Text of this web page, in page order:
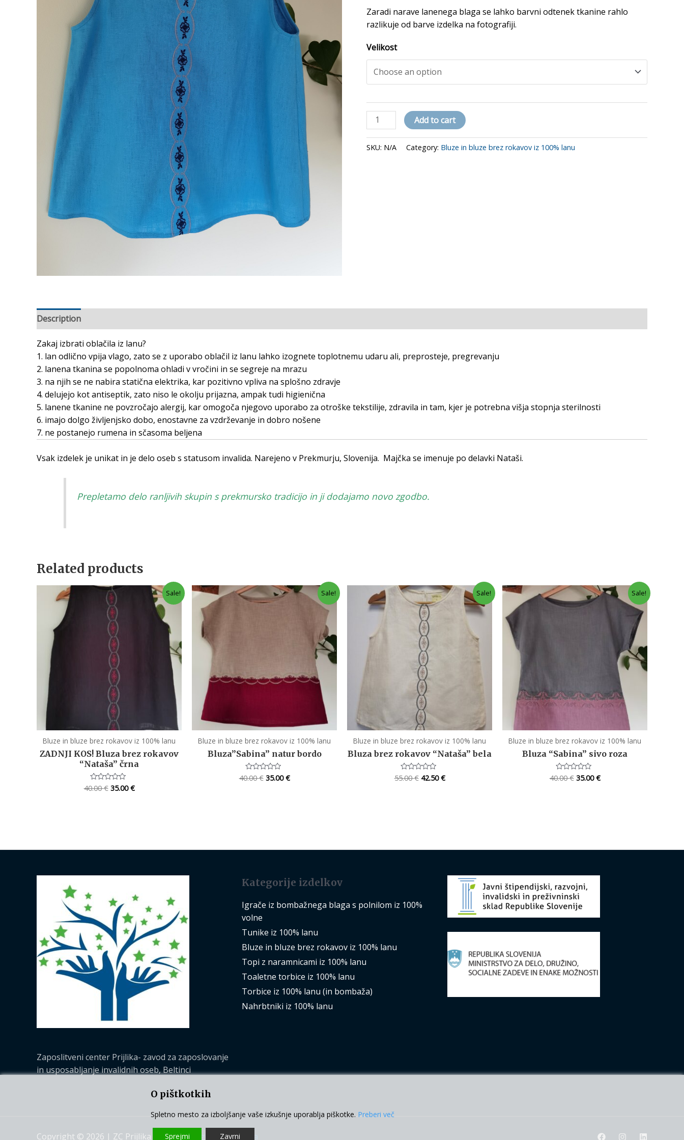
Zaradi narave lanenega blaga se lahko barvni odtenek tkanine rahlo
razlikuje od barve izdelka na fotografiji.
Velikost
ZADNJI
KOS!
Bluza
Add to cart
SKU: N/A Category: Bluze in bluze brez rokavov iz 100% lanu
Description
Zakaj izbrati oblačila iz lanu?
1. lan odlično vpija vlago, zato se z uporabo oblačil iz lanu lahko izognete toplotnemu udaru ali, preprosteje, pregrevanju
2. lanena tkanina se popolnoma ohladi v vročini in se segreje na mrazu
3. na njih se ne nabira statična elektrika, kar pozitivno vpliva na splošno zdravje
4. delujejo kot antiseptik, zato niso le okolju prijazna, ampak tudi higienična
5. lanene tkanine ne povzročajo alergij, kar omogoča njegovo uporabo za otroške tekstilije, zdravila in tam, kjer je potrebna višja stopnja sterilnosti
6. imajo dolgo življenjsko dobo, enostavne za vzdrževanje in dobro nošene
7. ne postanejo rumena in sčasoma beljena
Vsak izdelek je unikat in je delo oseb s statusom invalida. Narejeno v Prekmurju, Slovenija. Majčka se imenuje po delavki Nataši.
Prepletamo delo ranljivih skupin s prekmursko tradicijo in ji dodajamo novo zgodbo.
Related products
Sale!
Bluze in bluze brez rokavov iz 100% lanu
ZADNJI KOS! Bluza brez rokavov
“Nataša” črna
Rated
0
40.00€ 35.00€
Sale!
Bluze in bluze brez rokavov iz 100% lanu
Bluza”Sabina” natur bordo
Rated
0
40.00€ 35.00€
Sale!
Bluze in bluze brez rokavov iz 100% lanu
Bluza brez rokavov “Nataša” bela
Rated
0
55.00€ 42.50€
Sale!
Bluze in bluze brez rokavov iz 100% lanu
Bluza “Sabina” sivo roza
Rated
0
40.00€ 35.00€
Zaposlitveni center Prijlika- zavod za zaposlovanje
in usposabljanje invalidnih oseb, Beltinci
Kategorije izdelkov
Igrače iz bombažnega blaga s polnilom iz 100%
volne
Tunike iz 100% lanu
Bluze in bluze brez rokavov iz 100% lanu
Topi z naramnicami iz 100% lanu
Toaletne torbice iz 100% lanu
Torbice iz 100% lanu (in bombaža)
Nahrbtniki iz 100% lanu
Copyright © 2026 | ZC Prijlika | Splošni pogoji poslovanja
O pištkotkih
Spletno mesto za izboljšanje vaše izkušnje uporablja piškotke. Preberi več
Sprejmi Zavrni